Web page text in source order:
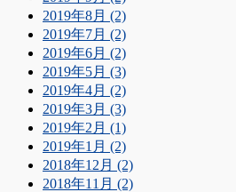
2019年8月 (2)
2019年7月 (2)
2019年6月 (2)
2019年5月 (3)
2019年4月 (2)
2019年3月 (3)
2019年2月 (1)
2019年1月 (2)
2018年12月 (2)
2018年11月 (2)